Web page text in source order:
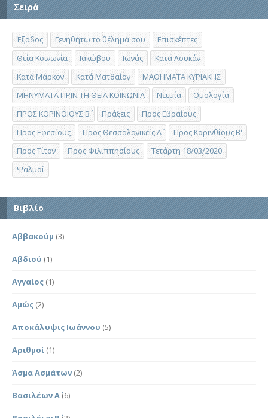
Σειρά
Έξοδος Γενηθήτω το θέλημά σου
Επισκέπτες
Θεία Κοινωνία
Ιακώβου Ιωνάς
Κατά Λουκάν
Κατά Μάρκον
Κατά Ματθαίον
ΜΑΘΗΜΑΤΑ ΚΥΡΙΑΚΗΣ
ΜΗΝΥΜΑΤΑ ΠΡΙΝ ΤΗ ΘΕΙΑ ΚΟΙΝΩΝΙΑ
Νεεμία
Ομολογία
ΠΡΟΣ ΚΟΡΙΝΘΙΟΥΣ Β΄
Πράξεις
Προς Εβραίους
Προς Εφεσίους
Προς Θεσσαλονικείς Α΄
Προς Κορινθίους Β'
Προς Τίτον
Προς Φιλιππησίους
Τετάρτη 18/03/2020
Ψαλμοί
Βιβλίο
Αββακούμ (3)
Αβδιού (1)
Αγγαίος (1)
Αμώς (2)
Αποκάλυψις Ιωάννου (5)
Αριθμοί (1)
Άσμα Ασμάτων (2)
Βασιλέων Α΄(6)